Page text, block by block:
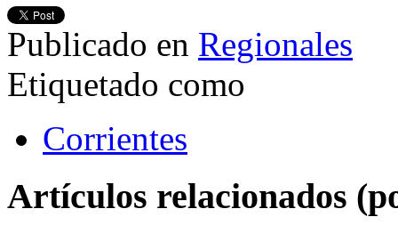
Publicado en Regionales
Etiquetado como
Corrientes
Artículos relacionados